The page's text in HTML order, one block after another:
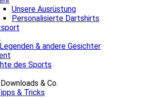
Unsere Ausrüstung
Personalisierte Dartshirts
& andere Gesichter
des Sports
& Co.
& Tricks